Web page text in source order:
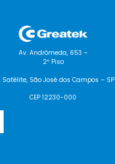
Av. Andrômeda, 653 –
2º Piso
Satélite, São José dos Campos – SP
CEP 12230-000